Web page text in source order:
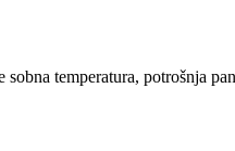
temperatura, potrošnja